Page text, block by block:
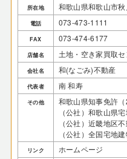
所在地 和歌山県和歌山市
電話 073-473-1111
FAX 073-474-6177
店舗名 土地・空き家買取
会社名 和(なごみ)不動産
代表者 南 和寿
その他
和歌山県知事免許
（公社）和歌山県
（公社）近畿地区
（公社）全国宅地
リンク ホームページ